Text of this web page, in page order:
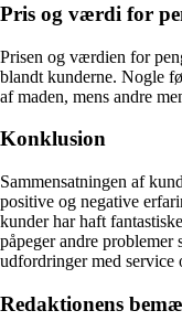
Pris og værdi for
Prisen og værdien for
blandt kunderne. Nogle
af maden, mens andre
Konklusion
Sammensatningen af
positive og negative
kunder har haft
påpeger andre
udfordringer med service
Redaktionens